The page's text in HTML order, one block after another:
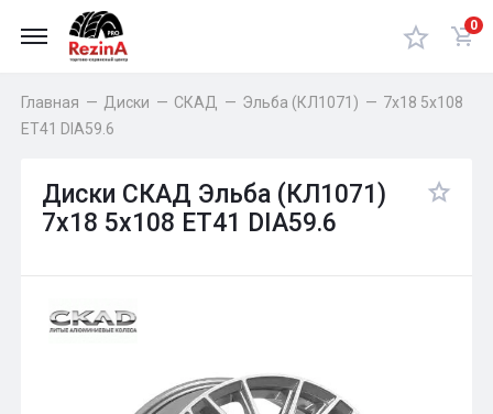
0
Главная — Диски — СКАД — Эльба (КЛ1071) — 7x18 5x108
ET41 DIA59.6
Диски СКАД Эльба (КЛ1071)
7x18 5x108 ET41 DIA59.6